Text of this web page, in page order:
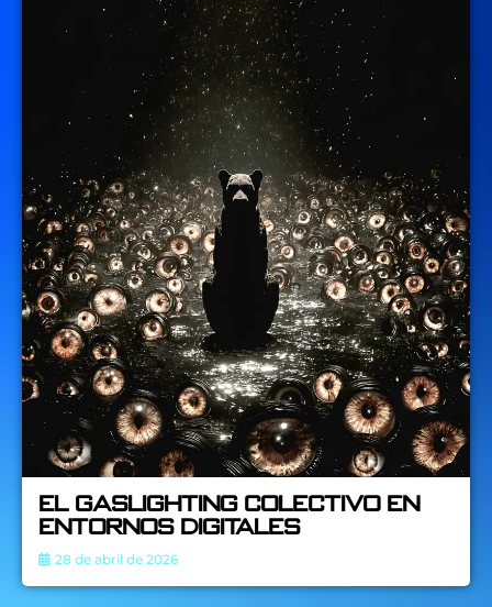
El Gaslighting Colectivo en
Entornos Digitales
28 de abril de 2026